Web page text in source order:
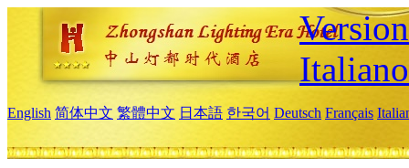
Italiano
English 简体中文 繁體中文 日本語 한국어 Deutsch Français